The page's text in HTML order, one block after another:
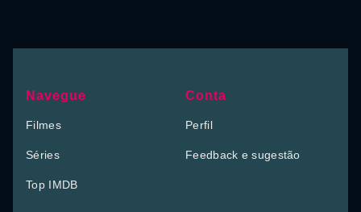
Navegue
Filmes
Séries
Top IMDB
Conta
Perfil
Feedback e sugestão